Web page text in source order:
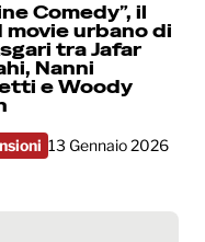
Comedy”, il
movie urbano di
tra Jafar
Nanni
e Woody
13 Gennaio 2026